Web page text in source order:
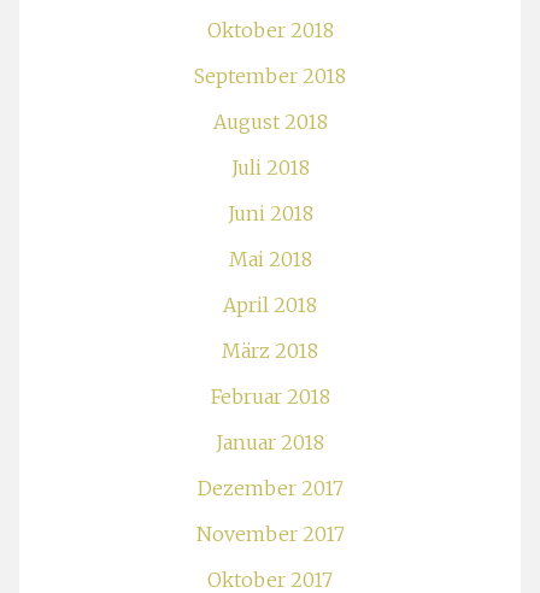
Oktober 2018
September 2018
August 2018
Juli 2018
Juni 2018
Mai 2018
April 2018
März 2018
Februar 2018
Januar 2018
Dezember 2017
November 2017
Oktober 2017